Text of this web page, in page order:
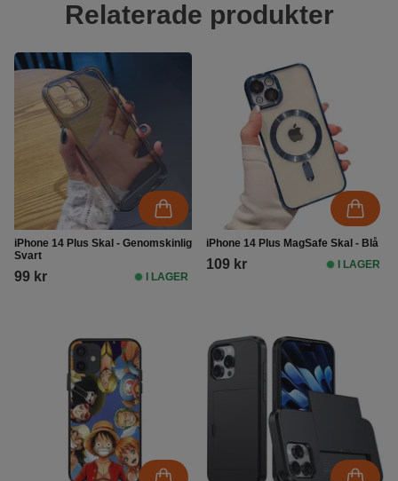
Relaterade produkter
iPhone 14 Plus Skal - Genomskinlig
Svart
99 kr I LAGER
iPhone 14 Plus MagSafe Skal - Blå
109 kr I LAGER